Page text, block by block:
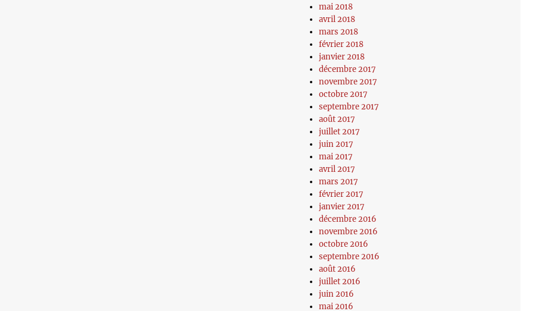
mai 2018
avril 2018
mars 2018
février 2018
janvier 2018
décembre 2017
novembre 2017
octobre 2017
septembre 2017
août 2017
juillet 2017
juin 2017
mai 2017
avril 2017
mars 2017
février 2017
janvier 2017
décembre 2016
novembre 2016
octobre 2016
septembre 2016
août 2016
juillet 2016
juin 2016
mai 2016